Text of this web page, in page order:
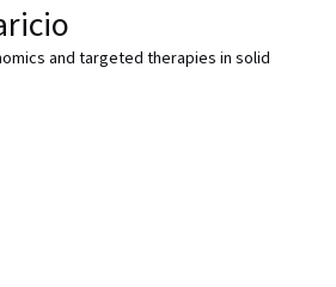
and targeted therapies in solid